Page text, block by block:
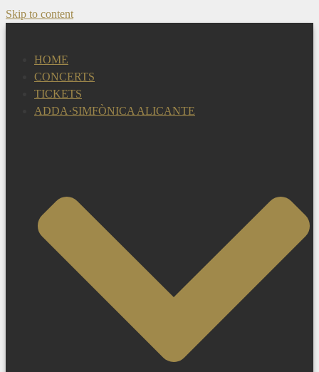
Skip to content
HOME
CONCERTS
TICKETS
ADDA·SIMFÒNICA ALICANTE